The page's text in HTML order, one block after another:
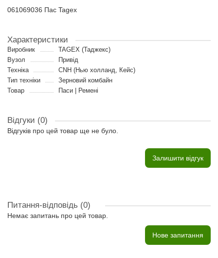
061069036 Пас Tagex
Характеристики
Виробник
TAGEX (Таджекс)
Вузол
Привід
Техніка
CNH (Нью холланд, Кейс)
Тип техніки
Зерновий комбайн
Товар
Паси | Ремені
Відгуки (0)
Відгуків про цей товар ще не було.
Залишити відгук
Питання-відповідь (0)
Немає запитань про цей товар.
Нове запитання